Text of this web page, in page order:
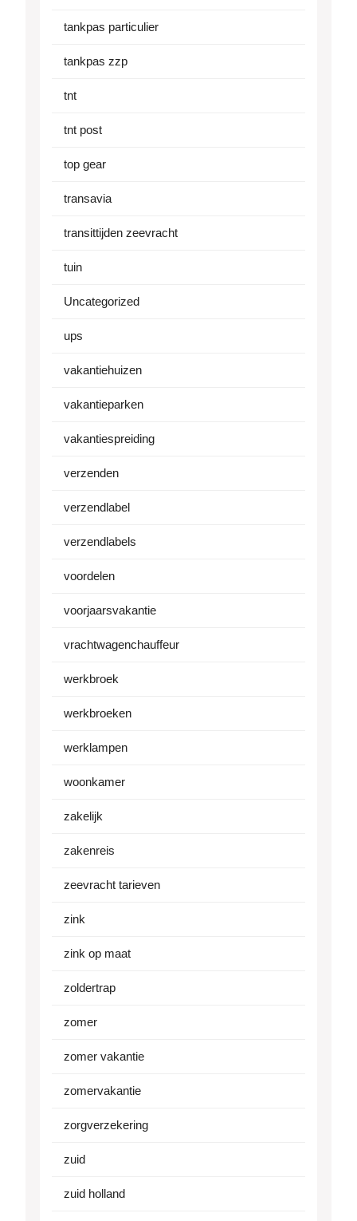
tankpas particulier
tankpas zzp
tnt
tnt post
top gear
transavia
transittijden zeevracht
tuin
Uncategorized
ups
vakantiehuizen
vakantieparken
vakantiespreiding
verzenden
verzendlabel
verzendlabels
voordelen
voorjaarsvakantie
vrachtwagenchauffeur
werkbroek
werkbroeken
werklampen
woonkamer
zakelijk
zakenreis
zeevracht tarieven
zink
zink op maat
zoldertrap
zomer
zomer vakantie
zomervakantie
zorgverzekering
zuid
zuid holland